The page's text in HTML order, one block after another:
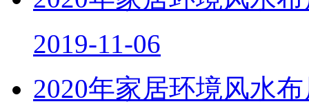
2019-11-06
2020年家居环境风水